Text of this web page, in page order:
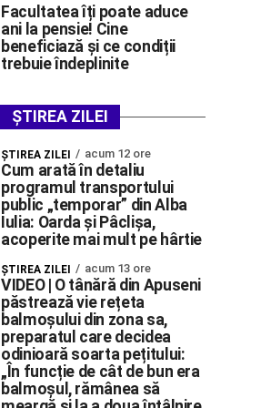
Facultatea îți poate aduce
ani la pensie! Cine
beneficiază și ce condiții
trebuie îndeplinite
ȘTIREA ZILEI
ŞTIREA ZILEI acum 12 ore
Cum arată în detaliu
programul transportului
public „temporar” din Alba
Iulia: Oarda și Pâclișa,
acoperite mai mult pe hârtie
ŞTIREA ZILEI acum 13 ore
VIDEO | O tânără din Apuseni
păstrează vie rețeta
balmoșului din zona sa,
preparatul care decidea
odinioară soarta pețitului:
„În funcție de cât de bun era
balmoșul, rămânea să